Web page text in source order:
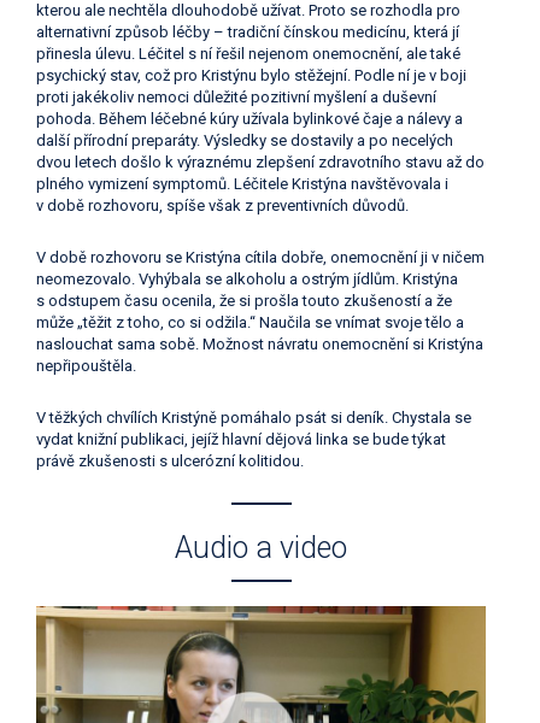
kterou ale nechtěla dlouhodobě užívat. Proto se rozhodla pro
alternativní způsob léčby – tradiční čínskou medicínu, která jí
přinesla úlevu. Léčitel s ní řešil nejenom onemocnění, ale také
psychický stav, což pro Kristýnu bylo stěžejní. Podle ní je v boji
proti jakékoliv nemoci důležité pozitivní myšlení a duševní
pohoda. Během léčebné kúry užívala bylinkové čaje a nálevy a
další přírodní preparáty. Výsledky se dostavily a po necelých
dvou letech došlo k výraznému zlepšení zdravotního stavu až do
plného vymizení symptomů. Léčitele Kristýna navštěvovala i
v době rozhovoru, spíše však z preventivních důvodů.
V době rozhovoru se Kristýna cítila dobře, onemocnění ji v ničem
neomezovalo. Vyhýbala se alkoholu a ostrým jídlům. Kristýna
s odstupem času ocenila, že si prošla touto zkušeností a že
může „těžit z toho, co si odžila.“ Naučila se vnímat svoje tělo a
naslouchat sama sobě. Možnost návratu onemocnění si Kristýna
nepřipouštěla.
V těžkých chvílích Kristýně pomáhalo psát si deník. Chystala se
vydat knižní publikaci, jejíž hlavní dějová linka se bude týkat
právě zkušenosti s ulcerózní kolitidou.
Audio a video